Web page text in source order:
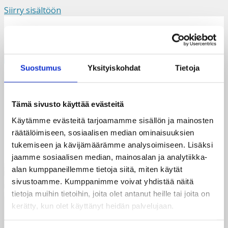
Suostumus Yksityiskohdat Tietoja
Tämä sivusto käyttää evästeitä
Käytämme evästeitä tarjoamamme sisällön ja mainosten
räätälöimiseen, sosiaalisen median ominaisuuksien
tukemiseen ja kävijämäärämme analysoimiseen. Lisäksi
jaamme sosiaalisen median, mainosalan ja analytiikka-
alan kumppaneillemme tietoja siitä, miten käytät
sivustoamme. Kumppanimme voivat yhdistää näitä
tietoja muihin tietoihin, joita olet antanut heille tai joita on
kerätty, kun olet käyttänyt heidän palvelujaan.
Siirry sisältöön
Valikko
Samsonbanneri2.2